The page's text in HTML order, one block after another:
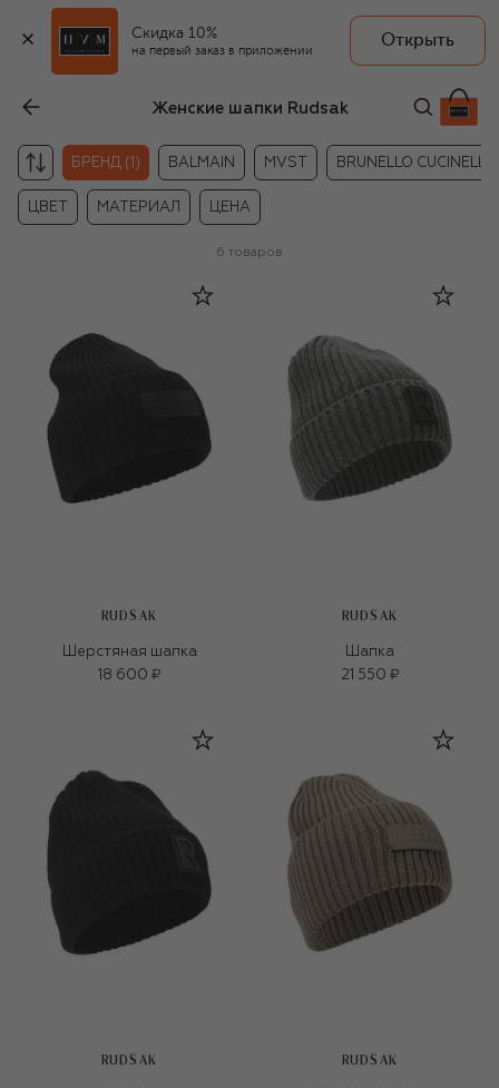
Скидка 10%
на первый заказ в приложении
Открыть
Женские шапки Rudsak
БРЕНД (1) BALMAIN MVST BRUNELLO CUCINELLI
ЦВЕТ МАТЕРИАЛ ЦЕНА
6 товаров
RUDSAK
Шерстяная шапка
18 600 ₽
RUDSAK
Шапка
21 550 ₽
RUDSAK RUDSAK